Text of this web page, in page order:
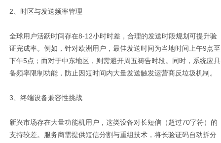
2、时区与发送频率管理
全球用户活跃时间存在8-12小时时差，合理的发送时段规划可提升验
证完成率。例如，针对欧洲用户，最佳发送时间为当地时间上午9点至
下午5点；而对于中东地区，则需避开周五祷告时段。同时，系统应具
备频率限制功能，防止因短时间内大量发送触发运营商反垃圾机制。
3、终端设备兼容性挑战
新兴市场存在大量功能机用户，这类设备对长短信（超过70字符）的
支持较差。服务商需提供短信分割与重组技术，将长验证码自动拆分